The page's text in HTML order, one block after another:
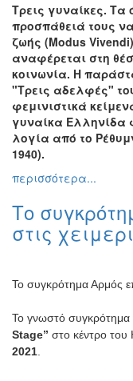
Τρεις γυναίκες. Τα
προσπάθειά τους
ζωής (Modus
αναφέρεται στη
κοινωνία. Η
"Τρεις αδελφές"
φεμινιστικά
γυναίκα Ελληνίδα
λογία από το
1940).
περισσότερα...
Το
στις
Το συγκρότημα Αρμός
Το γνωστό συγκρότημα
Stage” στο κέντρο του
2021